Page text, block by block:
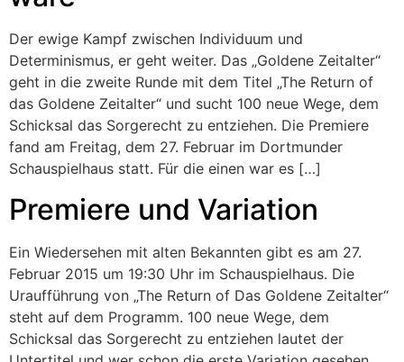
Der ewige Kampf zwischen Individuum und
Determinismus, er geht weiter. Das „Goldene Zeitalter“
geht in die zweite Runde mit dem Titel „The Return of
das Goldene Zeitalter“ und sucht 100 neue Wege, dem
Schicksal das Sorgerecht zu entziehen. Die Premiere
fand am Freitag, dem 27. Februar im Dortmunder
Schauspielhaus statt. Für die einen war es […]
Premiere und Variation
Ein Wiedersehen mit alten Bekannten gibt es am 27.
Februar 2015 um 19:30 Uhr im Schauspielhaus. Die
Uraufführung von „The Return of Das Goldene Zeitalter“
steht auf dem Programm. 100 neue Wege, dem
Schicksal das Sorgerecht zu entziehen lautet der